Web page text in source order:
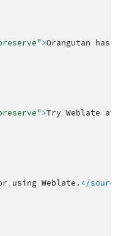
>Orangutan has
>Try Weblate at
using Weblate. </